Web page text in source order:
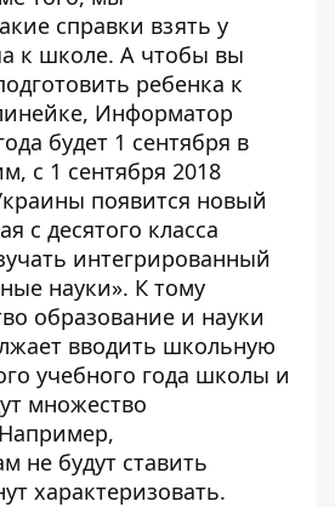
справки взять у
к школе. А чтобы вы
ребенка к
Информатор
будет 1 сентября в
с 1 сентября 2018
появится новый
с десятого класса
интегрированный
науки». К тому
образование и науки
вводить школьную
учебного года школы и
множество
не будут ставить
характеризовать.